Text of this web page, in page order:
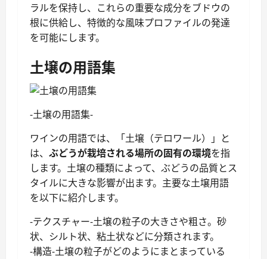
ラルを保持し、これらの重要な成分をブドウの
根に供給し、特徴的な風味プロファイルの発達
を可能にします。
土壌の用語集
-土壌の用語集-
ワインの用語では、「土壌（テロワール）」と
は、 ぶどうが栽培される場所の固有の環境を指
します。土壌の種類によって、ぶどうの品質とス
タイルに大きな影響が出ます。主要な土壌用語
を以下に紹介します。
-テクスチャー-土壌の粒子の大きさや粗さ。砂
状、シルト状、粘土状などに分類されます。
-構造-土壌の粒子がどのようにまとまっている